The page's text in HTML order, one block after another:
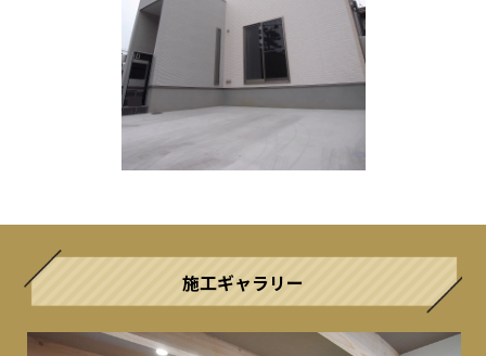
施工ギャラリー